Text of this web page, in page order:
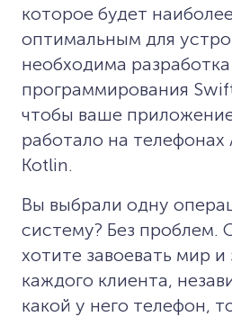
которое будет
оптимальным для
необходима
программирования
чтобы ваше
работало на телефонах
Kotlin.
Вы выбрали одну
систему? Без проблем.
хотите завоевать мир и
каждого клиента,
какой у него телефон,